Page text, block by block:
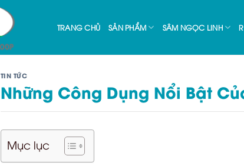
TRANG CHỦ SẢN PHẨM SÂM NGỌC LINH
TIN TỨC
Những Công Dụng Nổi Bật
Mục lục